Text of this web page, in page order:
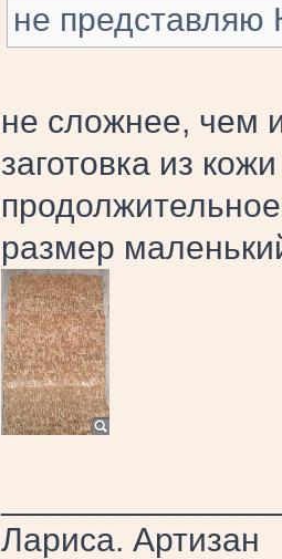
не представляю
не сложнее, чем
заготовка из
размер
Лариса. Артизан